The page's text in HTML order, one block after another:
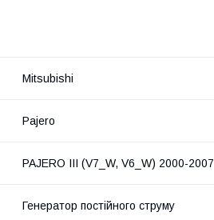
Mitsubishi
Pajero
PAJERO III (V7_W, V6_W) 2000-2007
Генератор постійного струму